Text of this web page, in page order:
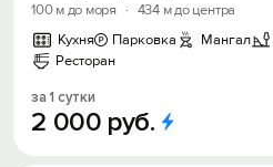
100 м до моря
· 434 м до центра
Кухня
Парковка Мангал
Ресторан
за 1 сутки
2 000 руб.